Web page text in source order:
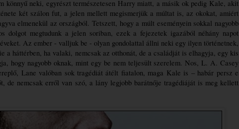
könnyű neki, egyrészt természetesen Harry miatt, a másik ok pedig Kale, akit
két szálon fut, a jelen mellett megismerjük a múltat is, az okokat, amiért
elmenekül az országból. Tetszett, hogy a múlt eseményein sokkal nagyobb
dolgot megtudunk a jelen soriban, ezek a fejezetek igazából néhány napot
Az ember - valljuk be - olyan gondolattal állni neki egy ilyen történetnek,
a háttérben, ha valaki, nemcsak az otthonát, de a családját is elhagyja, egy kis
hogy nagyobb oknak, mint egy be nem teljesült szerelem. Nos, L. A. Casey
Lane valóban sok tragédiát átélt fiatalon, maga Kale is – habár persz e
de nemcsak erről van szó, a lány legjobb barátnője tragédiáját is meg kellett